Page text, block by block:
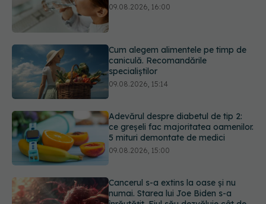
Cum alegem alimentele pe timp de
Adevărul despre diabetul de tip 2:
ce greșeli fac majoritatea oamenilor.
Cancerul s-a extins la oase și nu
numai. Starea lui Joe Biden s-a
09.08.2026, 14:52